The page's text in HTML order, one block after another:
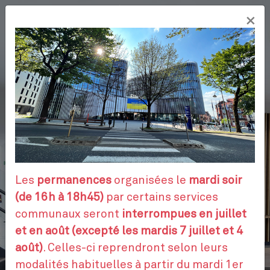
Aller
contenu
principal
VOS DÉMARCHES
RENDEZ-VOUS
CONTACTEZ-NOUS
FR
×
Les permanences organisées le mardi soir
(de 16h à 18h45) par certains services
communaux seront interrompues en juillet
et en août (excepté les mardis 7 juillet et 4
août). Celles-ci reprendront selon leurs
modalités habituelles à partir du mardi 1er